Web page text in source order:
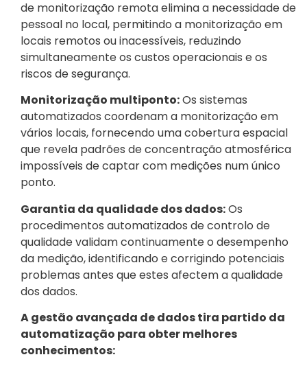
de monitorização remota elimina a necessidade de
pessoal no local, permitindo a monitorização em
locais remotos ou inacessíveis, reduzindo
simultaneamente os custos operacionais e os
riscos de segurança.
Monitorização multiponto:Os sistemas
automatizados coordenam a monitorização em
vários locais, fornecendo uma cobertura espacial
que revela padrões de concentração atmosférica
impossíveis de captar com medições num único
ponto.
Garantia da qualidade dos dados:Os
procedimentos automatizados de controlo de
qualidade validam continuamente o desempenho
da medição, identificando e corrigindo potenciais
problemas antes que estes afectem a qualidade
dos dados.
A gestão avançada de dados tira partido da
automatização para obter melhores
conhecimentos: